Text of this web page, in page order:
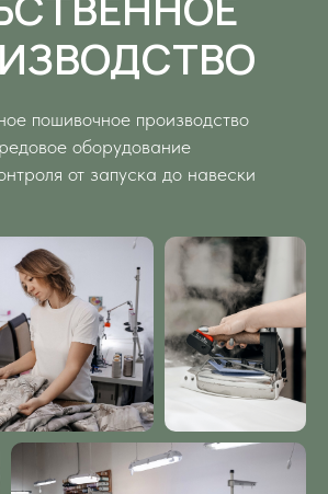
пошивочное производство
оборудование
от запуска до навески